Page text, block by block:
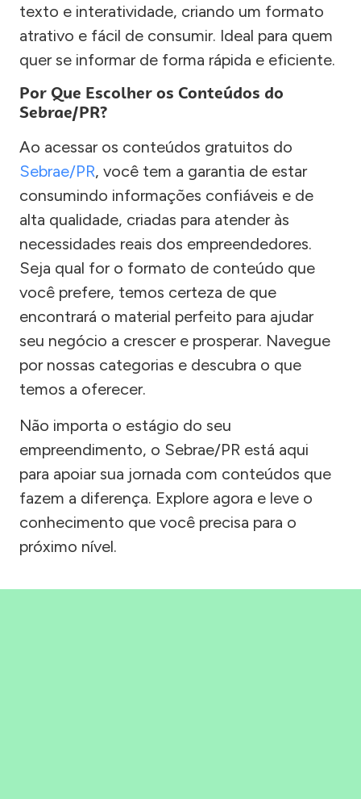
texto e interatividade, criando um formato
atrativo e fácil de consumir. Ideal para quem
quer se informar de forma rápida e eficiente.
Por Que Escolher os Conteúdos do
Sebrae/PR?
Ao acessar os conteúdos gratuitos do
Sebrae/PR, você tem a garantia de estar
consumindo informações confiáveis e de
alta qualidade, criadas para atender às
necessidades reais dos empreendedores.
Seja qual for o formato de conteúdo que
você prefere, temos certeza de que
encontrará o material perfeito para ajudar
seu negócio a crescer e prosperar. Navegue
por nossas categorias e descubra o que
temos a oferecer.
Não importa o estágio do seu
empreendimento, o Sebrae/PR está aqui
para apoiar sua jornada com conteúdos que
fazem a diferença. Explore agora e leve o
conhecimento que você precisa para o
próximo nível.